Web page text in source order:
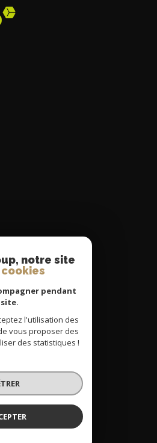
notre site
pendant
l'utilisation des
vous proposer des
des statistiques !